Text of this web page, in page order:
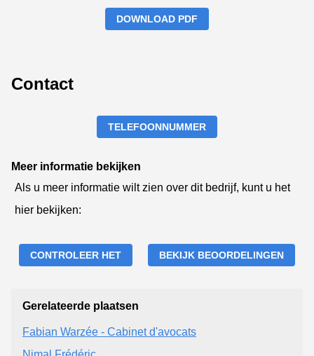
DOWNLOAD PDF
Contact
TELEFOONNUMMER
Meer informatie bekijken
Als u meer informatie wilt zien over dit bedrijf, kunt u het
hier bekijken:
CONTROLEER HET BEKIJK BEOORDELINGEN
Gerelateerde plaatsen
Fabian Warzée - Cabinet d'avocats